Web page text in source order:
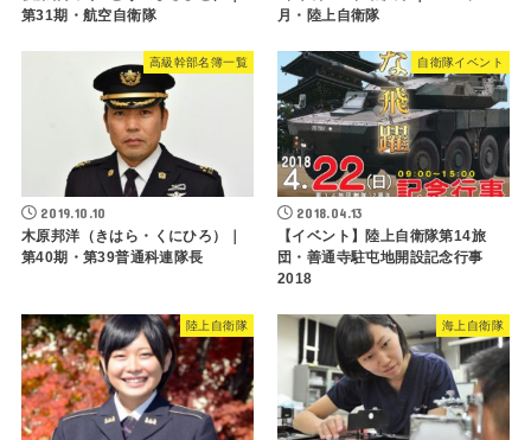
第31期・航空自衛隊
月・陸上自衛隊
高級幹部名簿一覧
2019.10.10
木原邦洋（きはら・くにひろ）｜
第40期・第39普通科連隊長
自衛隊イベント
2018.04.13
【イベント】陸上自衛隊第14旅
団・善通寺駐屯地開設記念行事
2018
陸上自衛隊 海上自衛隊